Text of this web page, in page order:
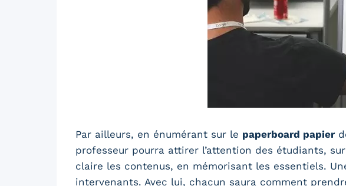
Par ailleurs, en énumérant sur le paperboard papier
professeur pourra attirer l’attention des étudiants,
claire les contenus, en mémorisant les essentiels.
intervenants. Avec lui, chacun saura comment